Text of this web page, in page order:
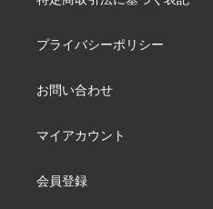
プライバシーポリシー
お問い合わせ
マイアカウント
会員登録